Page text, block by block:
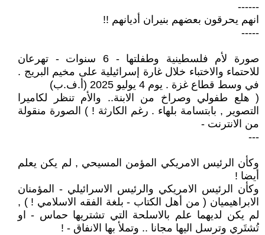
------
انهم يحرقون بعضهم بنيران أديانهم !!
-----
صورة لأم فلسطينية وطفلتها - 6 سنوات - تهرعان
للاحتماء والاختباء خلال غارة إسرائيلية على مخيم البريج .
في وسط قطاع غزة . يوم 4 يوليو 2025 (أ.ف.ب)
( هلع طفولي وصراخ من الابنة.. والأم تنظر لكاميرا
التصوير , بابتسامة بلهاء . رغم الكارثة ! ) الصورة منقولة
من الانترنت -
---
وكأن الرئيس الامريكي المؤمن المسيحي , لم يكن يعلم
أيضا !
وكأن الرئيس الامريكي والرئيس الاسرائيلي - المؤمنان
الابراهيميان ( من أهل الكتاب - بلغة الفقه الاسلامي ! ) ,
لم يكن لديهما علم بالاسلحة التي تشتريها حماس - او
تُشتَري وترسل اليها مجانا .. وتملأ بها الانفاق - !